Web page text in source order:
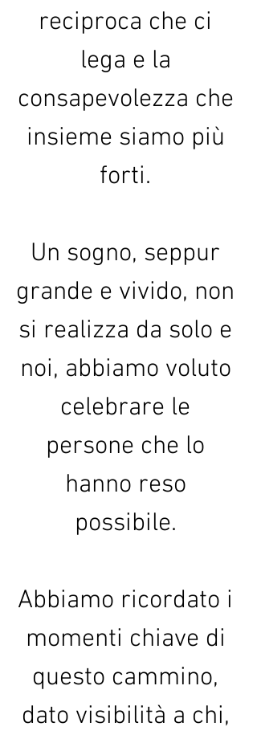
reciproca che ci
lega e la
consapevolezza che
insieme siamo più
forti.
Un sogno, seppur
grande e vivido, non
si realizza da solo e
noi, abbiamo voluto
celebrare le
persone che lo
hanno reso
possibile.
Abbiamo ricordato i
momenti chiave di
questo cammino,
dato visibilità a chi,